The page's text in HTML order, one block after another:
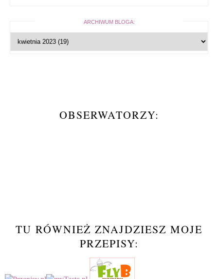
ARCHIWUM BLOGA:
OBSERWATORZY:
TU RÓWNIEŻ ZNAJDZIESZ MOJE
PRZEPISY: